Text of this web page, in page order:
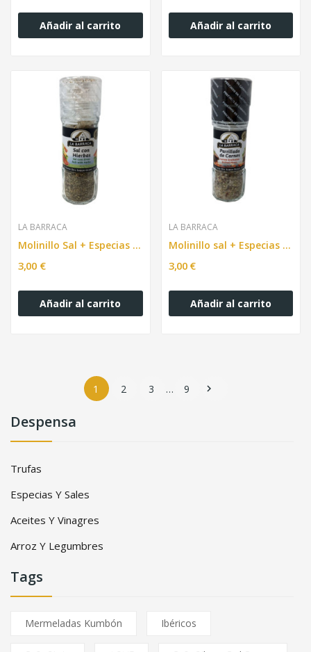
Despensa
Trufas
Especias Y Sales
Aceites Y Vinagres
Arroz Y Legumbres
Tags
Mermeladas Kumbón Ibéricos
Añadir al carrito Añadir al carrito
LA BARRACA
Molinillo Sal + Especias Marinero , 52 gr.
3,00 €
Añadir al carrito
LA BARRACA
Molinillo sal + Especias Carne , 52 gr.
3,00 €
Añadir al carrito
1 2 3 … 9 